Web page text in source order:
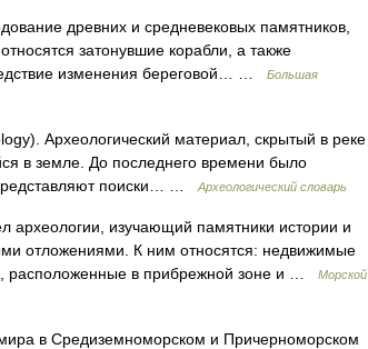
древних и средневековых памятников,
затонувшие корабли, а также
изменения береговой… …
Большая
Археологический материал, скрытый в реке
в земле. До последнего времени было
поиски… …
Археологический словарь
археологии, изучающий памятники истории и
отложениями. К ним относятся: недвижимые
расположенные в прибрежной зоне и …
Морской
в Средиземноморском и Причерноморском